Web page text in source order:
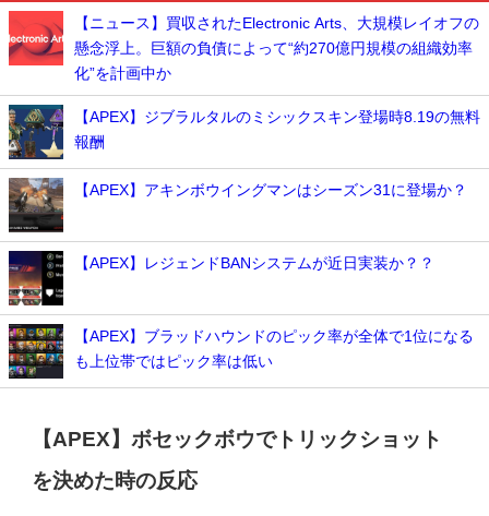
【ニュース】買収されたElectronic Arts、大規模レイオフの
懸念浮上。巨額の負債によって“約270億円規模の組織効率
化”を計画中か
【APEX】ジブラルタルのミシックスキン登場時8.19の無料
報酬
【APEX】アキンボウイングマンはシーズン31に登場か？
【APEX】レジェンドBANシステムが近日実装か？？
【APEX】ブラッドハウンドのピック率が全体で1位になる
も上位帯ではピック率は低い
【APEX】ボセックボウでトリックショット
を決めた時の反応